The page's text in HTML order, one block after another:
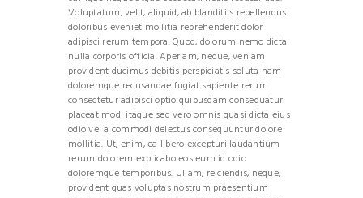
Voluptatum, velit, aliquid, ab blanditiis repellendus
doloribus eveniet mollitia reprehenderit dolor
adipisci rerum tempora. Quod, dolorum nemo dicta
nulla corporis officia. Aperiam, neque, veniam
provident ducimus debitis perspiciatis soluta nam
doloremque recusandae fugiat sapiente rerum
consectetur adipisci optio quibusdam consequatur
placeat modi itaque sed vero omnis quasi dicta eius
odio vel a commodi delectus consequuntur dolore
mollitia. Ut, enim, ea libero excepturi laudantium
rerum dolorem explicabo eos eum id odio
doloremque temporibus. Ullam, reiciendis, neque,
provident quas voluptas nostrum praesentium